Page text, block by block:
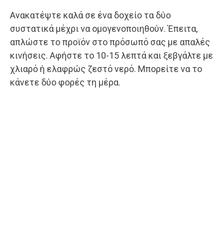
Ανακατέψτε καλά σε ένα δοχείο τα δύο
συστατικά μέχρι να ομογενοποιηθούν. Έπειτα,
απλώστε το προϊόν στο πρόσωπό σας με απαλές
κινήσεις. Αφήστε το 10-15 λεπτά και ξεβγάλτε με
χλιαρό ή ελαφρώς ζεστό νερό. Μπορείτε να το
κάνετε δύο φορές τη μέρα.